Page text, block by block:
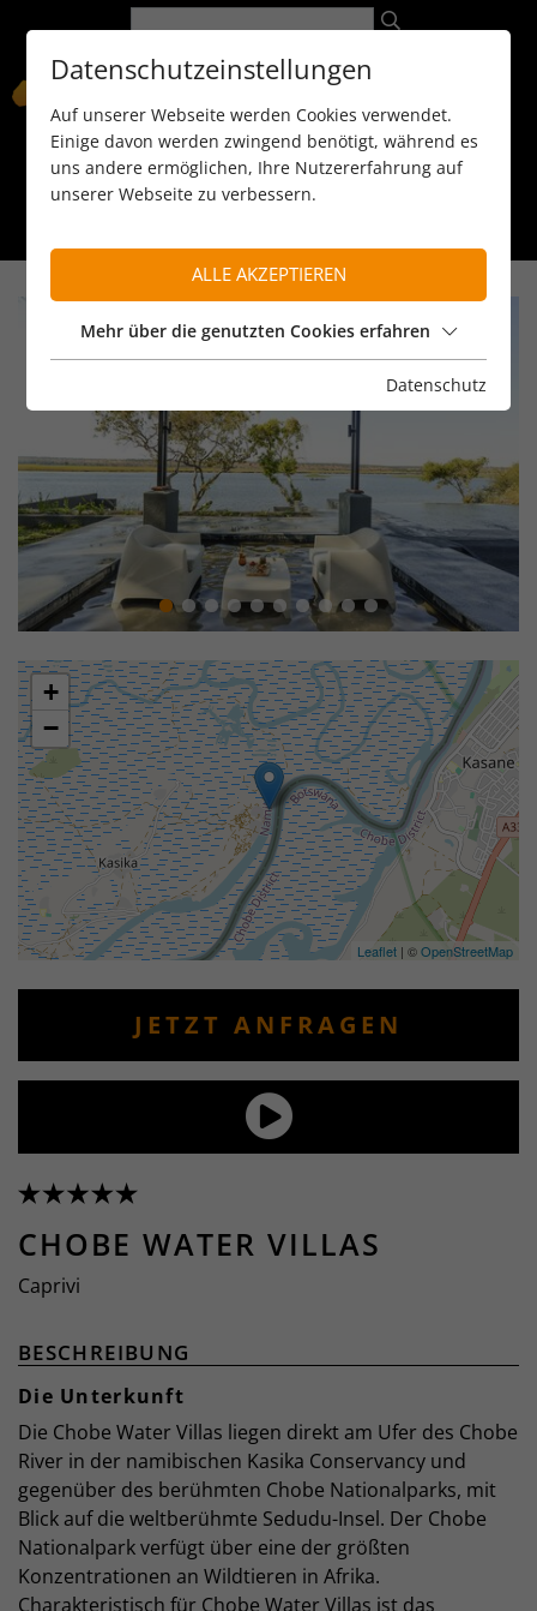
089 / 8 11 90 15
+
−
Leaflet | ©OpenStreetMap
JETZT ANFRAGEN
CHOBE WATER VILLAS
Caprivi
BESCHREIBUNG
Die Unterkunft
Die Chobe Water Villas liegen direkt am Ufer des Chobe
River in der namibischen Kasika Conservancy und
gegenüber des berühmten Chobe Nationalparks, mit
Blick auf die weltberühmte Sedudu-Insel. Der Chobe
Nationalpark verfügt über eine der größten
Konzentrationen an Wildtieren in Afrika.
Charakteristisch für Chobe Water Villas ist das
Datenschutzeinstellungen
Auf unserer Webseite werden Cookies verwendet.
Einige davon werden zwingend benötigt, während es
uns andere ermöglichen, Ihre Nutzererfahrung auf
unserer Webseite zu verbessern.
ALLE AKZEPTIEREN
Mehr über die genutzten Cookies erfahren
Datenschutz